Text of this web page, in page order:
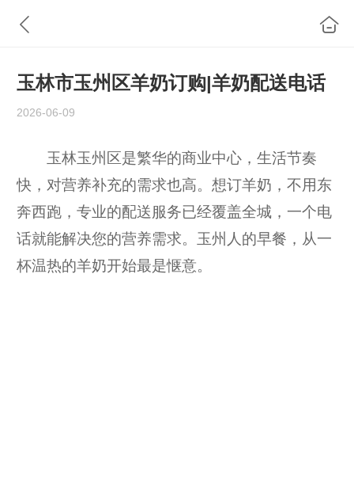
玉林市玉州区羊奶订购|羊奶配送电话
2026-06-09
玉林玉州区是繁华的商业中心，生活节奏
快，对营养补充的需求也高。想订羊奶，不用东
奔西跑，专业的配送服务已经覆盖全城，一个电
话就能解决您的营养需求。玉州人的早餐，从一
杯温热的羊奶开始最是惬意。